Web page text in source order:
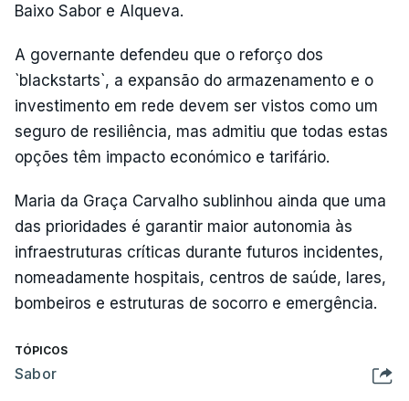
Baixo Sabor e Alqueva.
A governante defendeu que o reforço dos
`blackstarts`, a expansão do armazenamento e o
investimento em rede devem ser vistos como um
seguro de resiliência, mas admitiu que todas estas
opções têm impacto económico e tarifário.
Maria da Graça Carvalho sublinhou ainda que uma
das prioridades é garantir maior autonomia às
infraestruturas críticas durante futuros incidentes,
nomeadamente hospitais, centros de saúde, lares,
bombeiros e estruturas de socorro e emergência.
TÓPICOS
Sabor